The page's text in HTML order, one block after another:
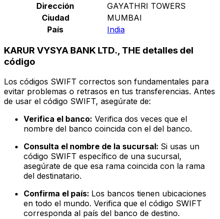
Dirección
GAYATHRI TOWERS
Ciudad
MUMBAI
País
India
KARUR VYSYA BANK LTD., THE detalles del
código
Los códigos SWIFT correctos son fundamentales para
evitar problemas o retrasos en tus transferencias. Antes
de usar el código SWIFT, asegúrate de:
Verifica el banco: Verifica dos veces que el
nombre del banco coincida con el del banco.
Consulta el nombre de la sucursal: Si usas un
código SWIFT específico de una sucursal,
asegúrate de que esa rama coincida con la rama
del destinatario.
Confirma el país: Los bancos tienen ubicaciones
en todo el mundo. Verifica que el código SWIFT
corresponda al país del banco de destino.